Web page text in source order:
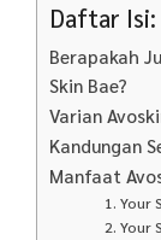
Daftar Isi:
Berapakah
Skin Bae?
Varian
Kandungan
Manfaat
1. Your
2. Your